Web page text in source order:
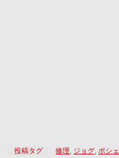
投稿タグ 修理 ジョグ ポシェ